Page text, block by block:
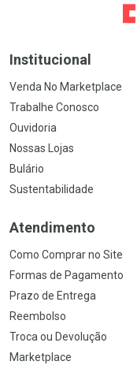
Ir
Institucional
Venda No Marketplace
Trabalhe Conosco
Ouvidoria
Nossas Lojas
Bulário
Sustentabilidade
Atendimento
Como Comprar no Site
Formas de Pagamento
Prazo de Entrega
Reembolso
Troca ou Devolução
Marketplace